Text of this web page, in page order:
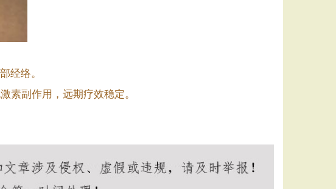
经络。
素副作用，远期疗效稳定。